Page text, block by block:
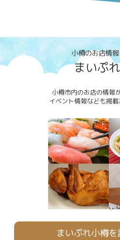
小樽のお店情
まいぷ
小樽市内のお店の情報
イベント情報なども掲載
まいぷれ小樽